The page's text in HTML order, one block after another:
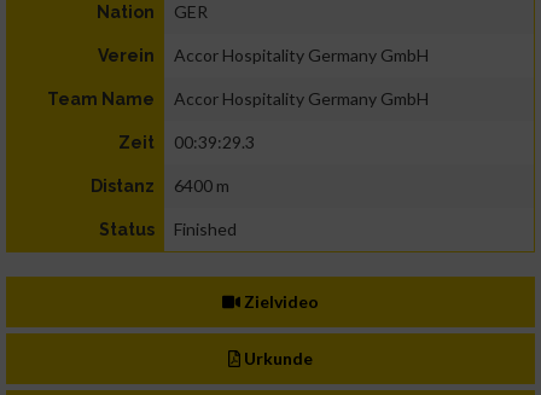
Nation GER
Verein Accor Hospitality Germany GmbH
Team Name Accor Hospitality Germany GmbH
Zeit 00:39:29.3
Distanz 6400 m
Status Finished
Zielvideo
Urkunde